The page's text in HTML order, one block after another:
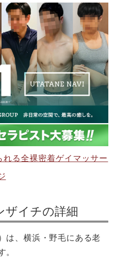
る全裸密着ゲイマッサー
ザイチの詳細
は、横浜・野毛にある老
。